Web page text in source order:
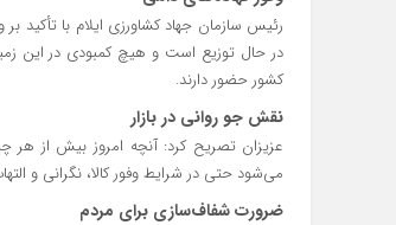
رئیس سازمان جهاد کشاورزی ایلام با تأکید
در حال توزیع است و هیچ کمبودی در این
کشور حضور دارند.
نقش جو روانی در بازار
عزیزان تصریح کرد: آنچه امروز بیش از هر
می‌شود حتی در شرایط وفور کالا، نگرانی و
ضرورت شفاف‌سازی برای مردم